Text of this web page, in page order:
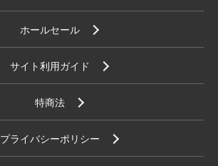
ホールセール
サイト利用ガイド
特商法
プライバシーポリシー